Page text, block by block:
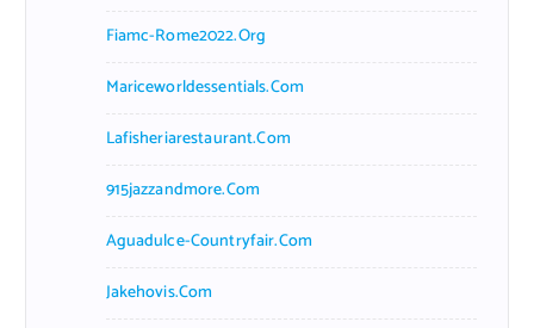
Fiamc-Rome2022.org
Mariceworldessentials.com
Lafisheriarestaurant.com
915jazzandmore.com
Aguadulce-Countryfair.com
Jakehovis.com